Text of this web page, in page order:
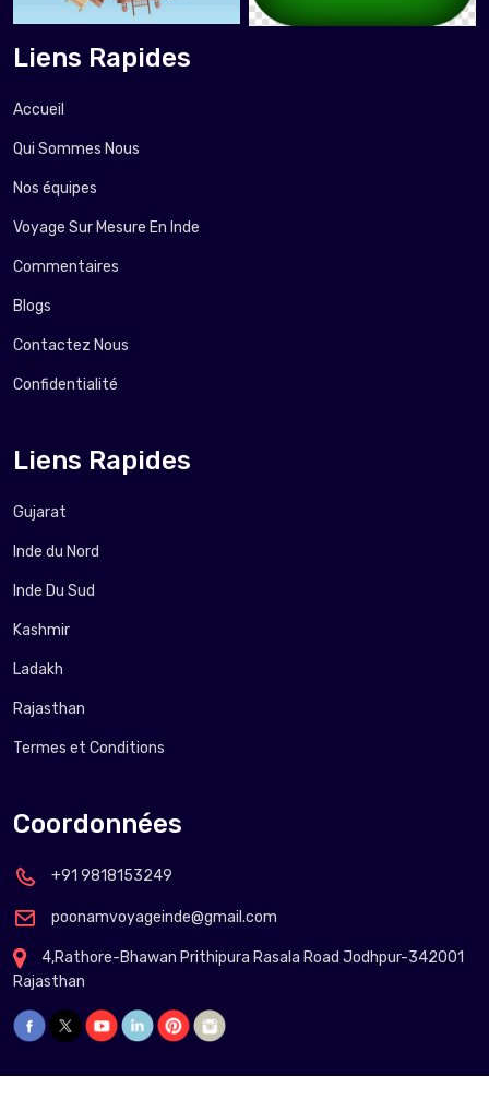
Liens Rapides
Accueil
Qui Sommes Nous
Nos équipes
Voyage Sur Mesure En Inde
Commentaires
Blogs
Contactez Nous
Confidentialité
Liens Rapides
Gujarat
Inde du Nord
Inde Du Sud
Kashmir
Ladakh
Rajasthan
Termes et Conditions
Coordonnées
+91 9818153249
poonamvoyageinde@gmail.com
4,Rathore-Bhawan Prithipura Rasala Road Jodhpur-342001
Rajasthan